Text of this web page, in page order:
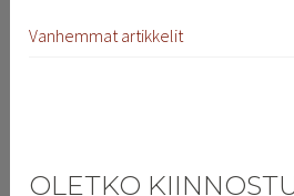
ARTIKKELIEN
Vanhemmat artikkelit
OLETKO